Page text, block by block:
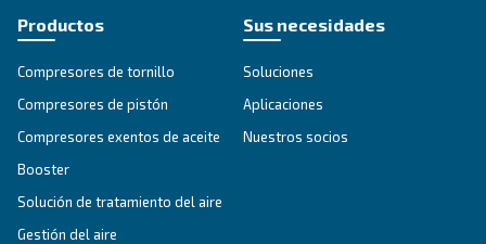
CSM 7,5 – 20 HP
7,5 - 20 HP de Ceccato. Soluciones de aire
y ecológicas para líderes de la industria.
Explore la gama